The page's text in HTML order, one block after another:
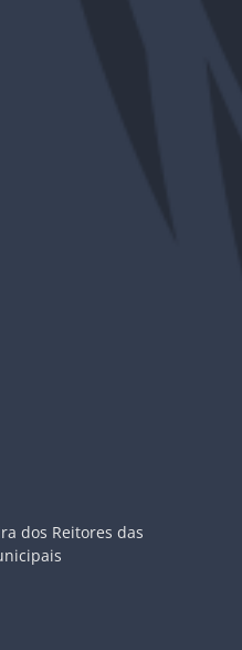
dos Reitores das